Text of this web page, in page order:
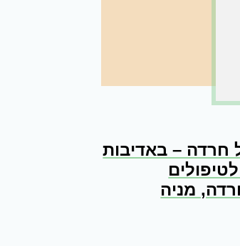
חרדה – באדיבות
מניה